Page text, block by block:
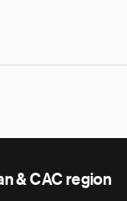
& CAC region